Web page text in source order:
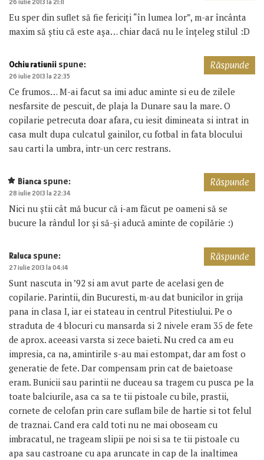
26 iulie 2013 la 21:11
Eu sper din suflet să fie fericiți “în lumea lor”, m-ar încânta
maxim să știu că este așa… chiar dacă nu le înțeleg stilul :D
Ochiu ratiunii spune:
26 iulie 2013 la 22:35
Ce frumos… M-ai facut sa imi aduc aminte si eu de zilele
nesfarsite de pescuit, de plaja la Dunare sau la mare. O
copilarie petrecuta doar afara, cu iesit dimineata si intrat in
casa mult dupa culcatul gainilor, cu fotbal in fata blocului
sau carti la umbra, intr-un cerc restrans.
Răspunde
Bianca spune:
28 iulie 2013 la 22:34
Nici nu știi cât mă bucur că i-am făcut pe oameni să se
bucure la rândul lor și să-și aducă aminte de copilărie :)
Răspunde
Raluca spune:
27 iulie 2013 la 04:14
Sunt nascuta in ’92 si am avut parte de acelasi gen de
copilarie. Parintii, din Bucuresti, m-au dat bunicilor in grija
pana in clasa I, iar ei stateau in centrul Pitestiului. Pe o
straduta de 4 blocuri cu mansarda si 2 nivele eram 35 de fete
de aprox. aceeasi varsta si zece baieti. Nu cred ca am eu
impresia, ca na, amintirile s-au mai estompat, dar am fost o
generatie de fete. Dar compensam prin cat de baietoase
eram. Bunicii sau parintii ne duceau sa tragem cu pusca pe la
toate balciurile, asa ca sa te tii pistoale cu bile, prastii,
cornete de celofan prin care suflam bile de hartie si tot felul
de traznai. Cand era cald toti nu ne mai oboseam cu
imbracatul, ne trageam slipii pe noi si sa te tii pistoale cu
apa sau castroane cu apa aruncate in cap de la inaltimea
Răspunde